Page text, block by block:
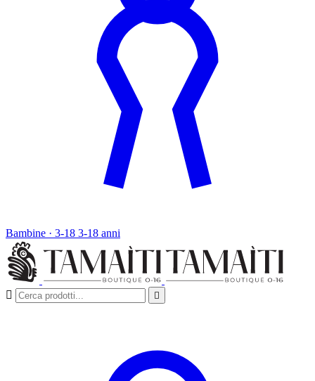
Bambine · 3-18 3-18 anni
 